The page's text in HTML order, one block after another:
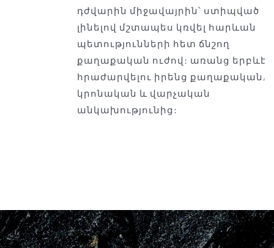
դժվարին միջավայրին՝ ստիպված
լինելով մշտապես կռվել հարևան
պետությունների հետ ճնշող
քաղաքական ուժով: առանց երբևէ
հրաժարվելու իրենց քաղաքական,
կրոնական և վարչական
անկախությունից: